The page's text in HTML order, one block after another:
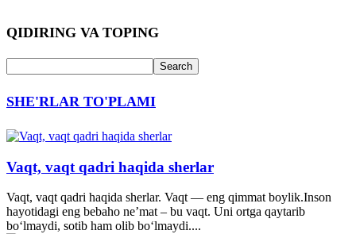
QIDIRING VA TOPING
SHE'RLAR TO'PLAMI
Vaqt, vaqt qadri haqida sherlar
Vaqt, vaqt qadri haqida sherlar. Vaqt — eng qimmat boylik.Inson
hayotidagi eng bebaho ne’mat – bu vaqt. Uni ortga qaytarib
bo‘lmaydi, sotib ham olib bo‘lmaydi....